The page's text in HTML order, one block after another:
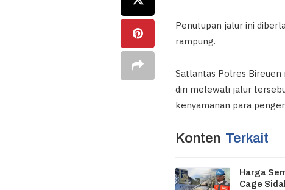
Penutupan jalur ini
rampung.
Satlantas Polres
diri melewati jalur
kenyamanan para
Konten Terkait
Harga
Cage